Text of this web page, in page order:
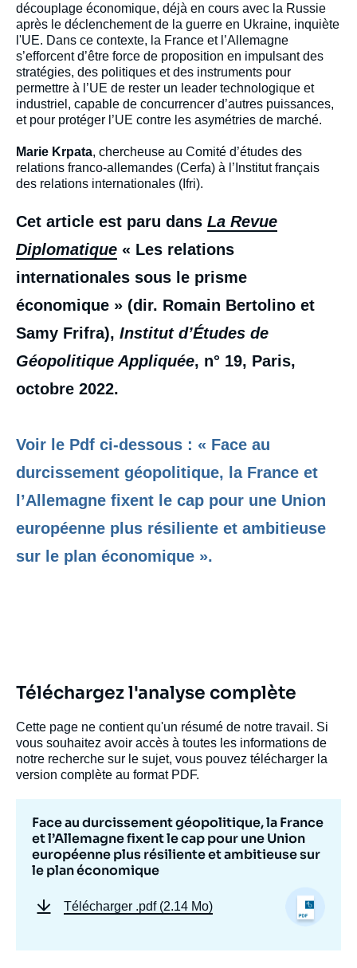
découplage économique, déjà en cours avec la Russie
après le déclenchement de la guerre en Ukraine, inquiète
l'UE. Dans ce contexte, la France et l’Allemagne
s’efforcent d’être force de proposition en impulsant des
stratégies, des politiques et des instruments pour
permettre à l’UE de rester un leader technologique et
industriel, capable de concurrencer d’autres puissances,
et pour protéger l’UE contre les asymétries de marché.
Marie Krpata, chercheuse au Comité d’études des
relations franco-allemandes (Cerfa) à l’Institut français
des relations internationales (Ifri).
Cet article est paru dans La Revue
Diplomatique « Les relations
internationales sous le prisme
économique » (dir. Romain Bertolino et
Samy Frifra), Institut d’Études de
Géopolitique Appliquée, n° 19, Paris,
octobre 2022.
Voir le Pdf ci-dessous : « Face au
durcissement géopolitique, la France et
l’Allemagne fixent le cap pour une Union
européenne plus résiliente et ambitieuse
sur le plan économique​ ».
Téléchargez l'analyse complète
Cette page ne contient qu'un résumé de notre travail. Si
vous souhaitez avoir accès à toutes les informations de
notre recherche sur le sujet, vous pouvez télécharger la
version complète au format PDF.
Face au durcissement géopolitique, la France
et l’Allemagne fixent le cap pour une Union
européenne plus résiliente et ambitieuse sur
le plan économique
Télécharger .pdf (2.14 Mo)
Image
couverture